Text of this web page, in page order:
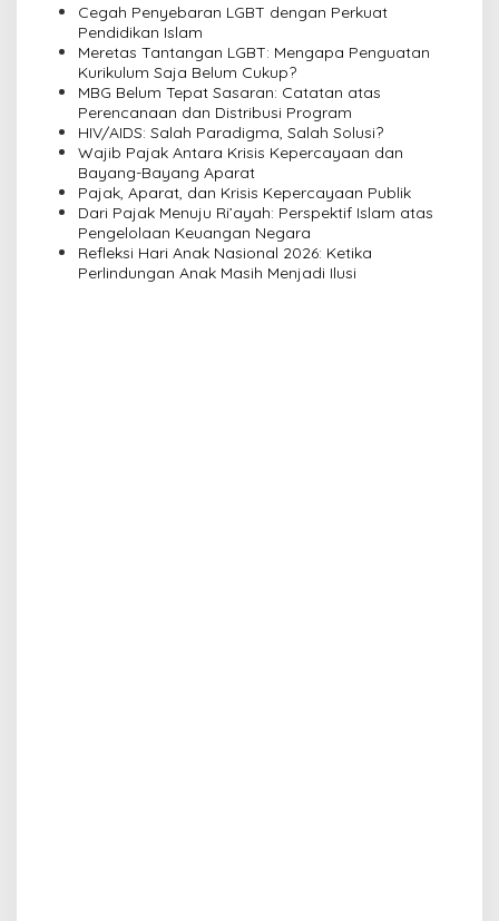
Cegah Penyebaran LGBT dengan Perkuat
Pendidikan Islam
Meretas Tantangan LGBT: Mengapa Penguatan
Kurikulum Saja Belum Cukup?
MBG Belum Tepat Sasaran: Catatan atas
Perencanaan dan Distribusi Program
HIV/AIDS: Salah Paradigma, Salah Solusi?
Wajib Pajak Antara Krisis Kepercayaan dan
Bayang-Bayang Aparat
Pajak, Aparat, dan Krisis Kepercayaan Publik
Dari Pajak Menuju Ri’ayah: Perspektif Islam atas
Pengelolaan Keuangan Negara
Refleksi Hari Anak Nasional 2026: Ketika
Perlindungan Anak Masih Menjadi Ilusi